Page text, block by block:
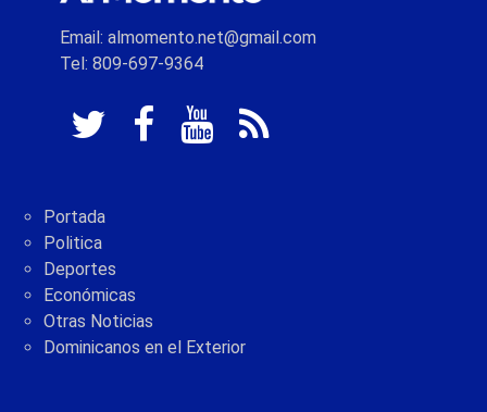
Email: almomento.net@gmail.com
Tel: 809-697-9364
Portada
Politica
Deportes
Económicas
Otras Noticias
Dominicanos en el Exterior